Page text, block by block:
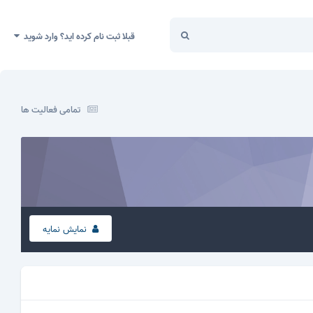
قبلا ثبت نام کرده اید؟ وارد شوید
تمامی فعالیت ها
نمایش نمایه